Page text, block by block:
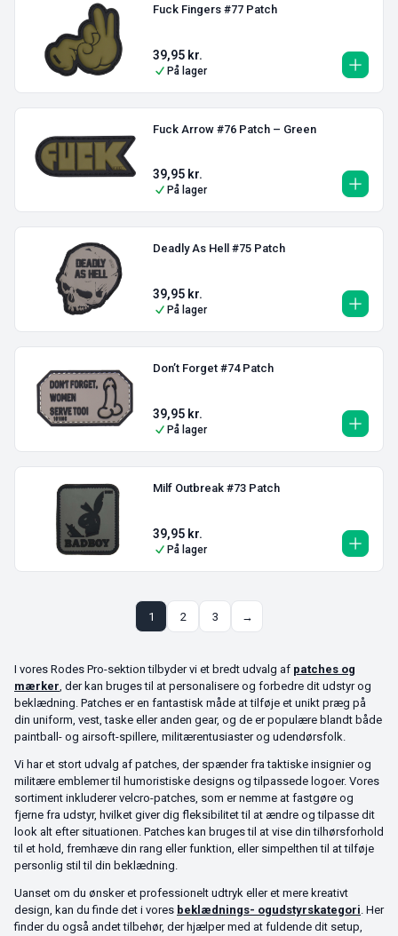
Fuck Fingers #77 Patch
39,95 kr.
På lager
Fuck Arrow #76 Patch – Green
39,95 kr.
På lager
Deadly As Hell #75 Patch
39,95 kr.
På lager
Don’t Forget #74 Patch
39,95 kr.
På lager
Milf Outbreak #73 Patch
39,95 kr.
På lager
1 2 3 →
I vores Rodes Pro-sektion tilbyder vi et bredt udvalg af patches og
mærker, der kan bruges til at personalisere og forbedre dit udstyr og
beklædning. Patches er en fantastisk måde at tilføje et unikt præg på
din uniform, vest, taske eller anden gear, og de er populære blandt både
paintball- og airsoft-spillere, militærentusiaster og udendørsfolk.
Vi har et stort udvalg af patches, der spænder fra taktiske insignier og
militære emblemer til humoristiske designs og tilpassede logoer. Vores
sortiment inkluderer velcro-patches, som er nemme at fastgøre og
fjerne fra udstyr, hvilket giver dig fleksibilitet til at ændre og tilpasse dit
look alt efter situationen. Patches kan bruges til at vise din tilhørsforhold
til et hold, fremhæve din rang eller funktion, eller simpelthen til at tilføje
personlig stil til din beklædning.
Uanset om du ønsker et professionelt udtryk eller et mere kreativt
design, kan du finde det i vores beklædnings- ogudstyrskategori. Her
finder du også andet tilbehør, der hjælper med at fuldende dit setup,